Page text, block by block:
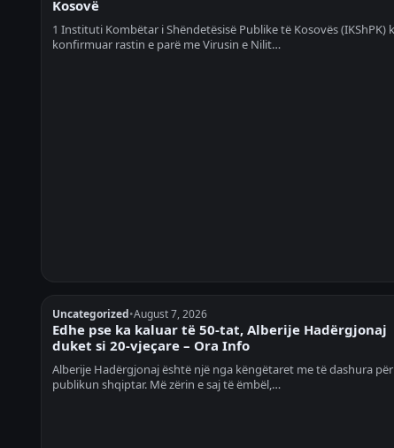
Kosovë
1 Instituti Kombëtar i Shëndetësisë Publike të Kosovës (IKShPK)
konfirmuar rastin e parë me Virusin e Nilit…
Uncategorized•August 7, 2026
Edhe pse ka kaluar të 50-tat, Alberije Hadërgjonaj
duket si 20-vjeçare – Ora Info
Alberije Hadërgjonaj është një nga këngëtaret me të dashura për
publikun shqiptar. Më zërin e saj të ëmbël,…